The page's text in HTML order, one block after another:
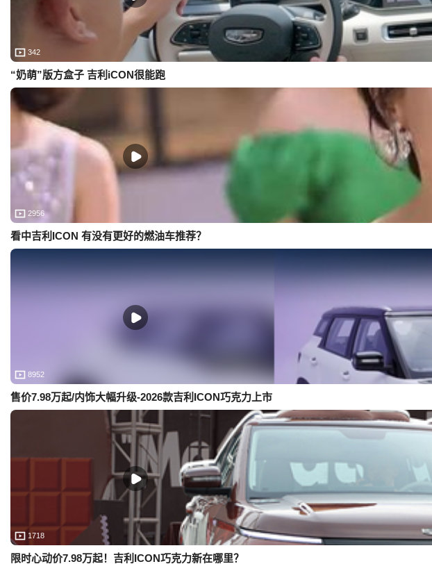
342
“奶萌”版方盒子 吉利iCON很能跑
2956
看中吉利ICON 有没有更好的燃油车推荐？
8952
售价7.98万起/内饰大幅升级-2026款吉利ICON巧克力上市
1718
限时心动价7.98万起！吉利ICON巧克力新在哪里？